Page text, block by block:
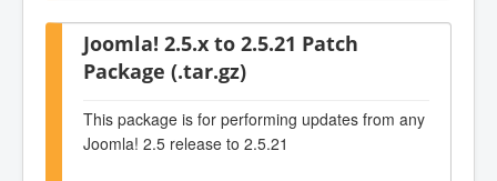
Joomla! 2.5.x to 2.5.21 Patch
Package (.tar.gz)
This package is for performing updates from any
Joomla! 2.5 release to 2.5.21